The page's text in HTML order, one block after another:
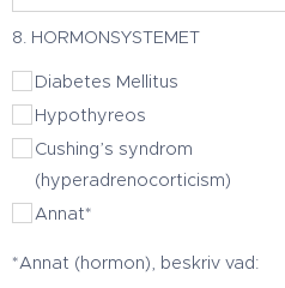
8. HORMONSYSTEMET
Diabetes Mellitus
Hypothyreos
Cushing’s syndrom
(hyperadrenocorticism)
Annat*
*Annat (hormon), beskriv vad: